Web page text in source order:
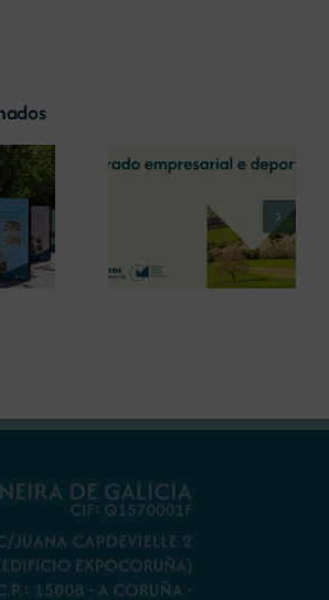
reúne a
líderes
con
de su
para
sobre el
La OIPE y el
CRETUS
presentan las
últimas
innovaciones en
restauración